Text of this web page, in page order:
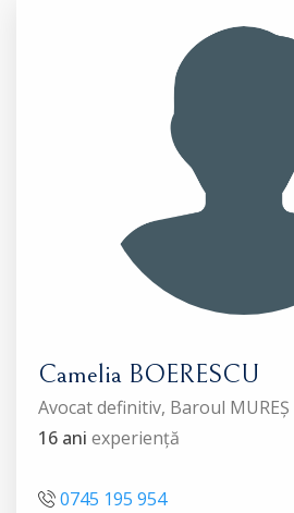
Camelia BOERESCU
Avocat definitiv, Baroul MUREȘ
16 ani experiență
0745 195 954